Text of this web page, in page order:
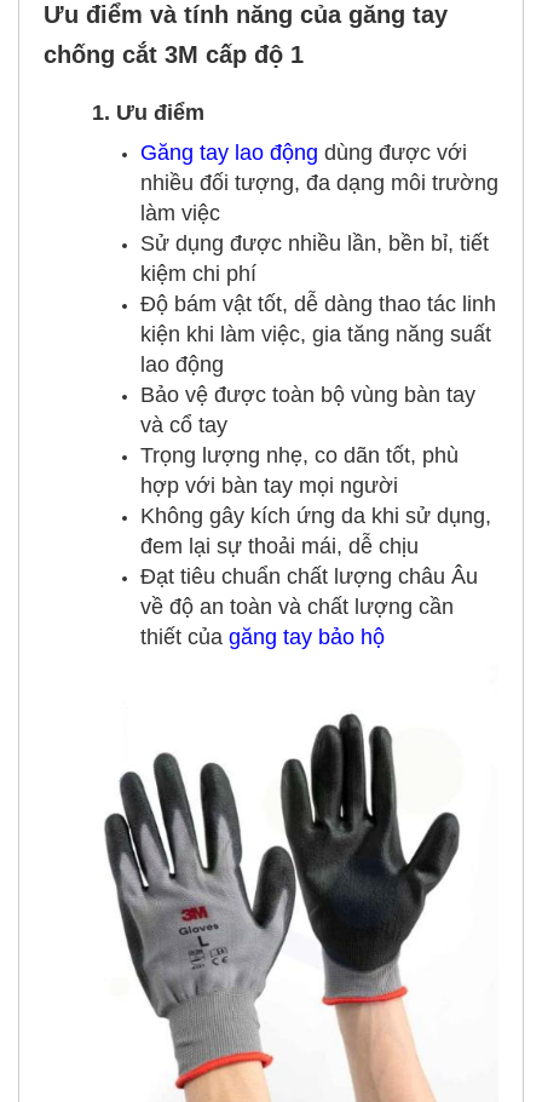
Ưu điểm và tính năng của găng tay
chống cắt 3M cấp độ 1
1. Ưu điểm
Găng tay lao động dùng được với
nhiều đối tượng, đa dạng môi trường
làm việc
Sử dụng được nhiều lần, bền bỉ, tiết
kiệm chi phí
Độ bám vật tốt, dễ dàng thao tác linh
kiện khi làm việc, gia tăng năng suất
lao động
Bảo vệ được toàn bộ vùng bàn tay
và cổ tay
Trọng lượng nhẹ, co dãn tốt, phù
hợp với bàn tay mọi người
Không gây kích ứng da khi sử dụng,
đem lại sự thoải mái, dễ chịu
Đạt tiêu chuẩn chất lượng châu Âu
về độ an toàn và chất lượng cần
thiết của găng tay bảo hộ